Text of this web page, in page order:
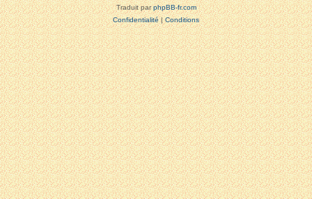
Traduit parphpBB-fr.com
Confidentialité|Conditions